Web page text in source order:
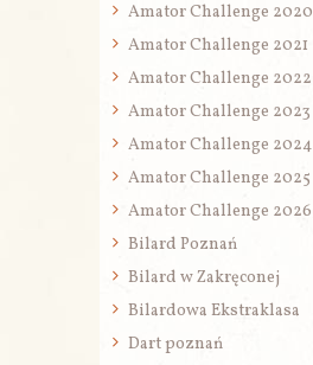
Amator Challenge 2020
Amator Challenge 2021
Amator Challenge 2022
Amator Challenge 2023
Amator Challenge 2024
Amator Challenge 2025
Amator Challenge 2026
Bilard Poznań
Bilard w Zakręconej
Bilardowa Ekstraklasa
Dart poznań